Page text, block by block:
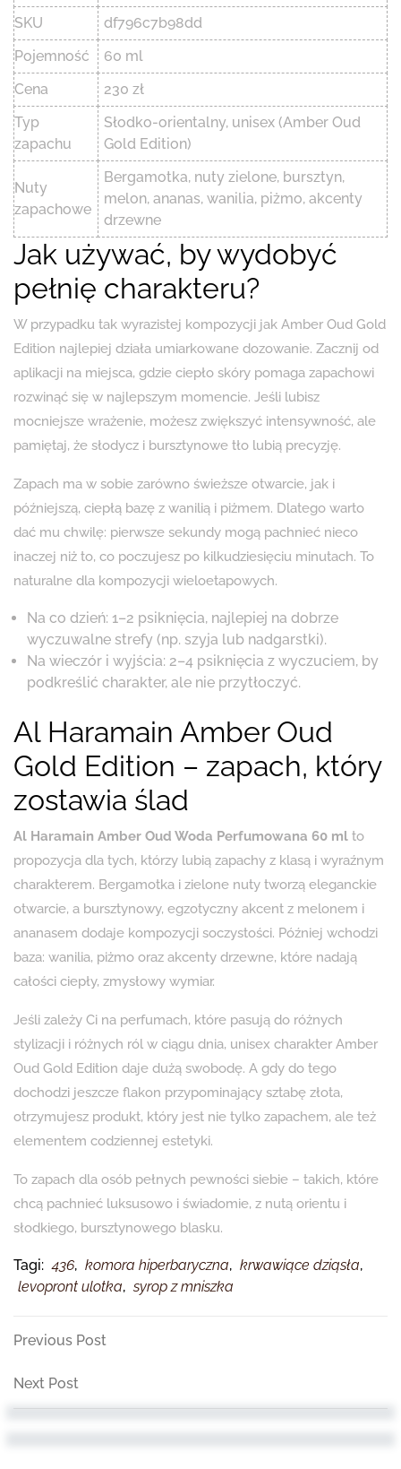
SKU
df796c7b98dd
Pojemność
60 ml
Cena
230 zł
Typ
zapachu
Słodko-orientalny, unisex (Amber Oud
Gold Edition)
Nuty
zapachowe
Bergamotka, nuty zielone, bursztyn,
melon, ananas, wanilia, piżmo, akcenty
drzewne
Jak używać, by wydobyć
pełnię charakteru?
W przypadku tak wyrazistej kompozycji jak Amber Oud Gold
Edition najlepiej działa umiarkowane dozowanie. Zacznij od
aplikacji na miejsca, gdzie ciepło skóry pomaga zapachowi
rozwinąć się w najlepszym momencie. Jeśli lubisz
mocniejsze wrażenie, możesz zwiększyć intensywność, ale
pamiętaj, że słodycz i bursztynowe tło lubią precyzję.
Zapach ma w sobie zarówno świeższe otwarcie, jak i
późniejszą, ciepłą bazę z wanilią i piżmem. Dlatego warto
dać mu chwilę: pierwsze sekundy mogą pachnieć nieco
inaczej niż to, co poczujesz po kilkudziesięciu minutach. To
naturalne dla kompozycji wieloetapowych.
Na co dzień: 1–2 psiknięcia, najlepiej na dobrze
wyczuwalne strefy (np. szyja lub nadgarstki).
Na wieczór i wyjścia: 2–4 psiknięcia z wyczuciem, by
podkreślić charakter, ale nie przytłoczyć.
Al Haramain Amber Oud
Gold Edition – zapach, który
zostawia ślad
Al Haramain Amber Oud Woda Perfumowana 60 ml to
propozycja dla tych, którzy lubią zapachy z klasą i wyraźnym
charakterem. Bergamotka i zielone nuty tworzą eleganckie
otwarcie, a bursztynowy, egzotyczny akcent z melonem i
ananasem dodaje kompozycji soczystości. Później wchodzi
baza: wanilia, piżmo oraz akcenty drzewne, które nadają
całości ciepły, zmysłowy wymiar.
Jeśli zależy Ci na perfumach, które pasują do różnych
stylizacji i różnych ról w ciągu dnia, unisex charakter Amber
Oud Gold Edition daje dużą swobodę. A gdy do tego
dochodzi jeszcze flakon przypominający sztabę złota,
otrzymujesz produkt, który jest nie tylko zapachem, ale też
elementem codziennej estetyki.
To zapach dla osób pełnych pewności siebie – takich, które
chcą pachnieć luksusowo i świadomie, z nutą orientu i
słodkiego, bursztynowego blasku.
Tagi: 436, komora hiperbaryczna, krwawiące dziąsła,
levopront ulotka, syrop z mniszka
Nawigacja
wpisu
Previous
Previous Post
Next
Post
Next Post